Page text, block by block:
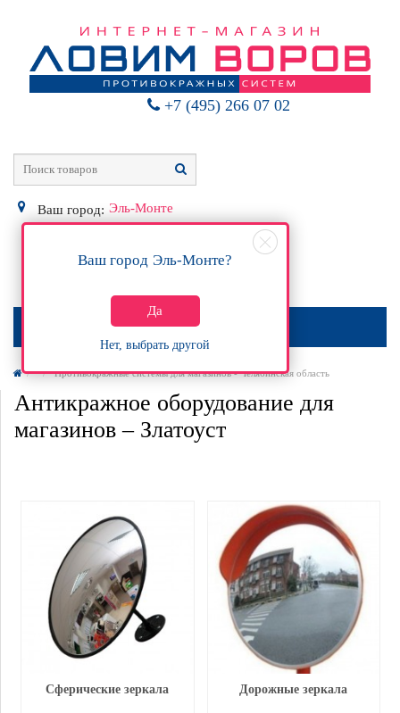
+7 (495) 266 07 02
Ваш город: Эль-Монте
Ваш город Эль-Монте?
Да
Нет, выбрать другой
0Р
МЕНЮ
Противокражные системы для магазинов - Челябинская область
Антикражное оборудование для
магазинов – Златоуст
Сферические зеркала Дорожные зеркала